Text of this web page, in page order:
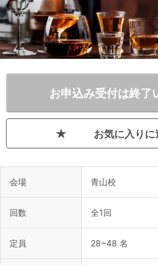
お気に入りに
お申込み受付は終了
会場 青山校
回数 全1回
定員 28~48 名